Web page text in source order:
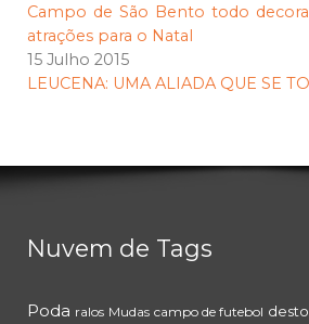
Campo de São Bento todo
atrações para o Natal
15 Julho 2015
LEUCENA: UMA ALIADA QUE SE
Nuvem de Tags
Poda ralos Mudas campo de futebol